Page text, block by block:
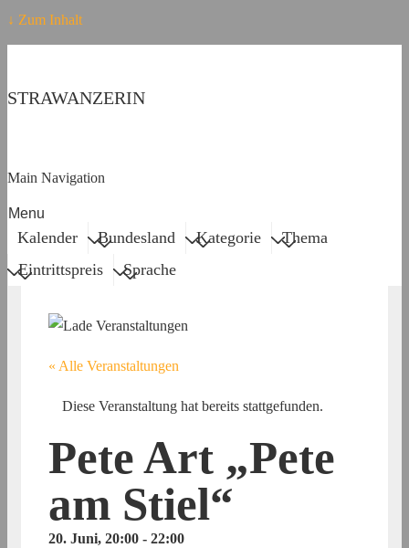
↓ Zum Inhalt
STRAWANZERIN
Main Navigation
Menu
Kalender Bundesland Kategorie
Thema
Eintrittspreis
Sprache
« Alle Veranstaltungen
Diese Veranstaltung hat bereits stattgefunden.
Pete Art „Pete
am Stiel“
20. Juni, 20:00 - 22:00